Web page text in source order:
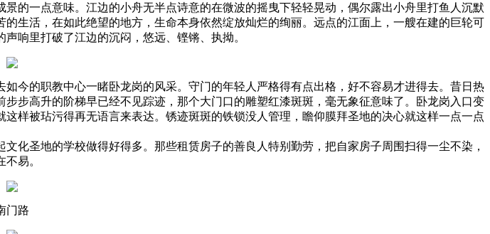
的一点意味。江边的小舟无半点诗意的在微波的摇曳下轻轻晃动，偶尔露出小舟里打鱼人沉默
生活，在如此绝望的地方，生命本身依然绽放灿烂的绚丽。远点的江面上，一艘在建的巨轮可
响里打破了江边的沉闷，悠远、铿锵、执拗。
今的职教中心一睹卧龙岗的风采。守门的年轻人严格得有点出格，好不容易才进得去。昔日热
步高升的阶梯早已经不见踪迹，那个大门口的雕塑红漆斑斑，毫无象征意味了。卧龙岗入口变
样被玷污得再无语言来表达。锈迹斑斑的铁锁没人管理，瞻仰膜拜圣地的决心就这样一点一点
化圣地的学校做得好得多。那些租赁房子的善良人特别勤劳，把自家房子周围扫得一尘不染，
易。
门路